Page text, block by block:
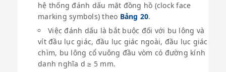
hệ thống đánh dấu mặt đồng hồ (clock face
marking symbols) theo Bảng 20.
Việc đánh dấu là bắt buộc đối với bu lông và
vít đầu lục giác, đầu lục giác ngoài, đầu lục giác
chìm, bu lông cổ vuông đầu vòm có đường kính
danh nghĩa d ≥ 5 mm.